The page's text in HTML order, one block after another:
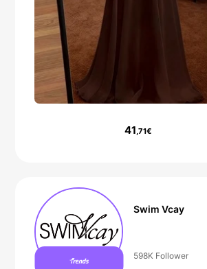
41,71€
Swim Vcay
99+ Neu